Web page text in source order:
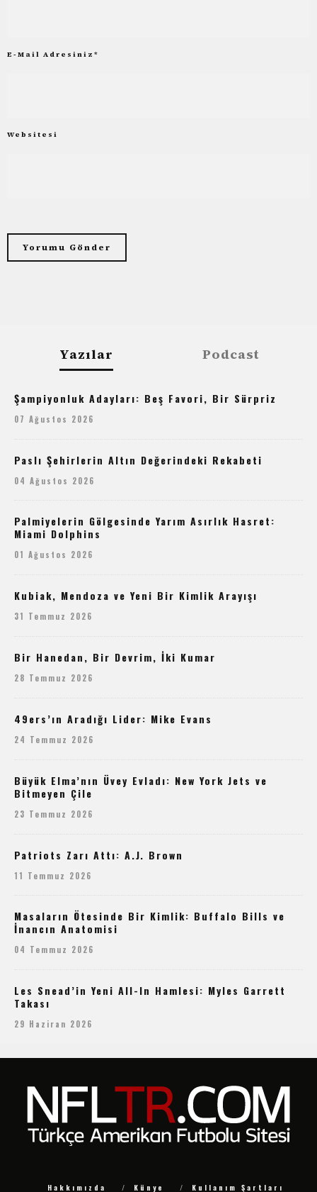
E-Mail Adresiniz *
Websitesi
Yazılar Podcast
Şampiyonluk Adayları: Beş Favori, Bir Sürpriz
07 Ağustos 2026
Paslı Şehirlerin Altın Değerindeki Rekabeti
04 Ağustos 2026
Palmiyelerin Gölgesinde Yarım Asırlık Hasret:
Miami Dolphins
01 Ağustos 2026
Kubiak, Mendoza ve Yeni Bir Kimlik Arayışı
31 Temmuz 2026
Bir Hanedan, Bir Devrim, İki Kumar
28 Temmuz 2026
49ers’ın Aradığı Lider: Mike Evans
24 Temmuz 2026
Büyük Elma’nın Üvey Evladı: New York Jets ve
Bitmeyen Çile
23 Temmuz 2026
Patriots Zarı Attı: A.J. Brown
11 Temmuz 2026
Masaların Ötesinde Bir Kimlik: Buffalo Bills ve
İnancın Anatomisi
04 Temmuz 2026
Les Snead’in Yeni All-In Hamlesi: Myles Garrett
Takası
29 Haziran 2026
Hakkımızda Künye Kullanım Şartları